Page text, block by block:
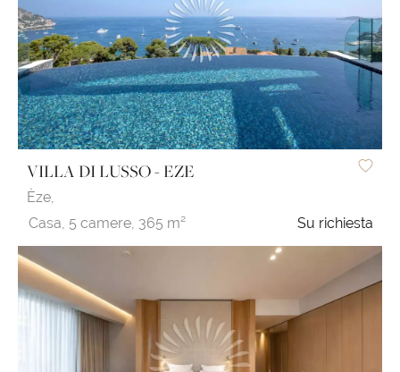
VILLA DI LUSSO - EZE
Èze,
Casa, 5 camere, 365 m² Su richiesta